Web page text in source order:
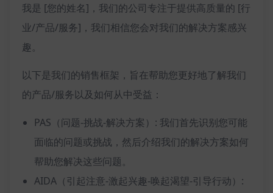
我是 [您的姓名]，我们的公司专注于提供高质量的 [行
业/产品/服务]，我们相信您会对我们的解决方案感兴
趣。
以下是我们的销售框架，旨在帮助您更好地了解我们
的产品/服务以及如何从中受益：
PAS（问题-挑战-解决方案）: 我们首先识别您可能
面临的问题或挑战，然后介绍我们的解决方案如何
帮助您解决这些问题。
AIDA（引起注意-激起兴趣-唤起渴望-引导行动）: